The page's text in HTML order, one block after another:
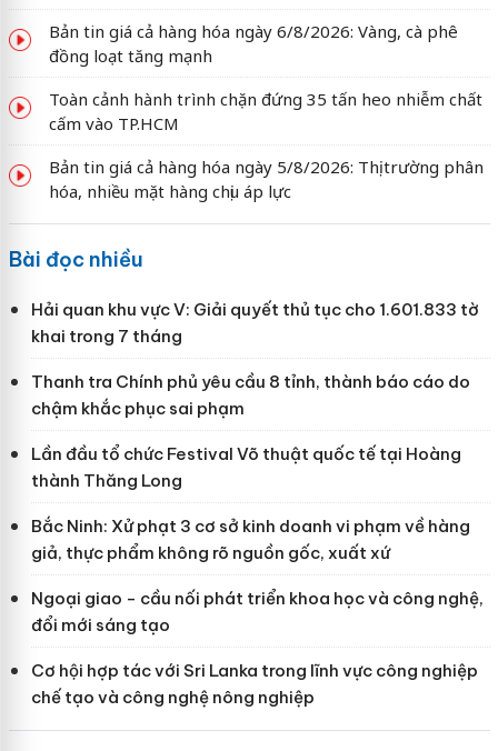
Bản tin giá cả hàng hóa ngày 6/8/2026: Vàng, cà phê
đồng loạt tăng mạnh
Toàn cảnh hành trình chặn đứng 35 tấn heo nhiễm chất
cấm vào TP.HCM
Bản tin giá cả hàng hóa ngày 5/8/2026: Thị trường phân
hóa, nhiều mặt hàng chịu áp lực
Bài đọc nhiều
Hải quan khu vực V: Giải quyết thủ tục cho 1.601.833 tờ
khai trong 7 tháng
Thanh tra Chính phủ yêu cầu 8 tỉnh, thành báo cáo do
chậm khắc phục sai phạm
Lần đầu tổ chức Festival Võ thuật quốc tế tại Hoàng
thành Thăng Long
Bắc Ninh: Xử phạt 3 cơ sở kinh doanh vi phạm về hàng
giả, thực phẩm không rõ nguồn gốc, xuất xứ
Ngoại giao - cầu nối phát triển khoa học và công nghệ,
đổi mới sáng tạo
Cơ hội hợp tác với Sri Lanka trong lĩnh vực công nghiệp
chế tạo và công nghệ nông nghiệp